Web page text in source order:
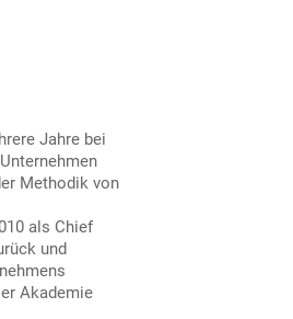
Jahre bei
Methodik von
als Chief
und
Akademie